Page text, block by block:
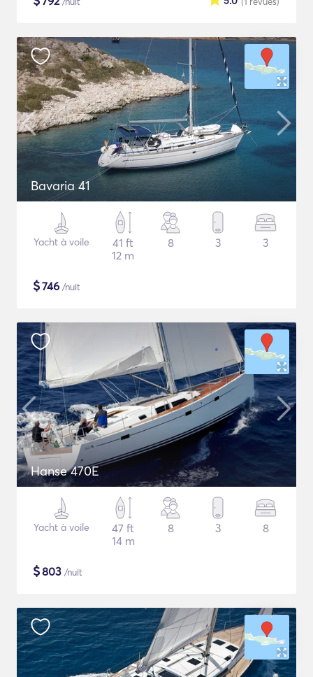
Bavaria 41
Yacht à voile
41 ft
12 m
8 3 3
$746 /nuit
Hanse 470E
Yacht à voile
47 ft
14 m
8 3 8
$803 /nuit